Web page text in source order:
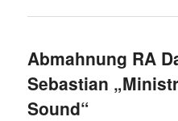
Abmahnung RA
Sebastian
Sound“